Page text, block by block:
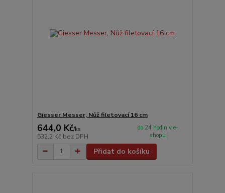
Giesser Messer, Nůž filetovací 16 cm
644,0 Kč/ks
532,2 Kč bez DPH
do 24 hodin v e-
shopu
Přidat do košíku